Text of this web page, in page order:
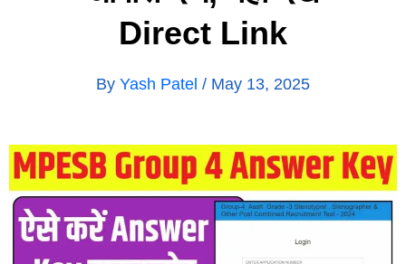
Direct Link
By Yash Patel / May 13, 2025